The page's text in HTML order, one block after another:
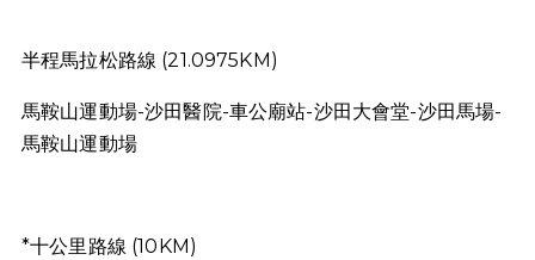
半程馬拉松路線 (21.0975KM)
馬鞍山運動場-沙田醫院-車公廟站-沙田大會堂-沙田馬場-
馬鞍山運動場
*十公里路線 (10KM)